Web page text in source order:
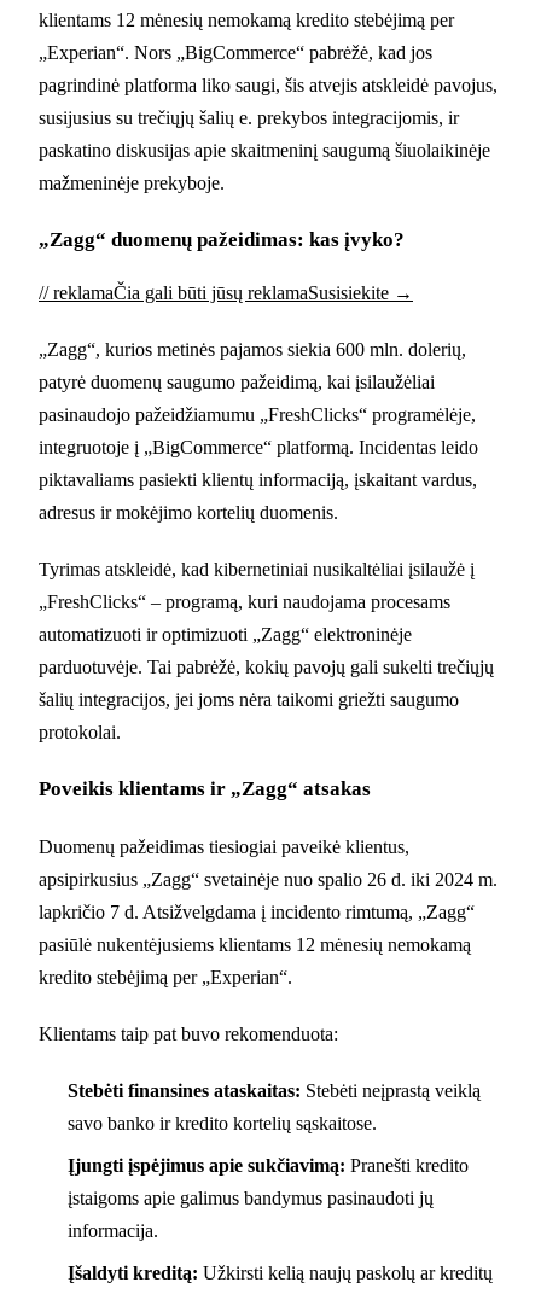
klientams 12 mėnesių nemokamą kredito stebėjimą per
„Experian“. Nors „BigCommerce“ pabrėžė, kad jos
pagrindinė platforma liko saugi, šis atvejis atskleidė pavojus,
susijusius su trečiųjų šalių e. prekybos integracijomis, ir
paskatino diskusijas apie skaitmeninį saugumą šiuolaikinėje
mažmeninėje prekyboje.
„Zagg“ duomenų pažeidimas: kas įvyko?
// reklamaČia gali būti jūsų reklamaSusisiekite →
„Zagg“, kurios metinės pajamos siekia 600 mln. dolerių,
patyrė duomenų saugumo pažeidimą, kai įsilaužėliai
pasinaudojo pažeidžiamumu „FreshClicks“ programėlėje,
integruotoje į „BigCommerce“ platformą. Incidentas leido
piktavaliams pasiekti klientų informaciją, įskaitant vardus,
adresus ir mokėjimo kortelių duomenis.
Tyrimas atskleidė, kad kibernetiniai nusikaltėliai įsilaužė į
„FreshClicks“ – programą, kuri naudojama procesams
automatizuoti ir optimizuoti „Zagg“ elektroninėje
parduotuvėje. Tai pabrėžė, kokių pavojų gali sukelti trečiųjų
šalių integracijos, jei joms nėra taikomi griežti saugumo
protokolai.
Poveikis klientams ir „Zagg“ atsakas
Duomenų pažeidimas tiesiogiai paveikė klientus,
apsipirkusius „Zagg“ svetainėje nuo spalio 26 d. iki 2024 m.
lapkričio 7 d. Atsižvelgdama į incidento rimtumą, „Zagg“
pasiūlė nukentėjusiems klientams 12 mėnesių nemokamą
kredito stebėjimą per „Experian“.
Klientams taip pat buvo rekomenduota:
Stebėti finansines ataskaitas: Stebėti neįprastą veiklą
savo banko ir kredito kortelių sąskaitose.
Įjungti įspėjimus apie sukčiavimą: Pranešti kredito
įstaigoms apie galimus bandymus pasinaudoti jų
informacija.
Įšaldyti kreditą: Užkirsti kelią naujų paskolų ar kreditų